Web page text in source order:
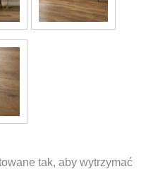
tak, aby wytrzymać